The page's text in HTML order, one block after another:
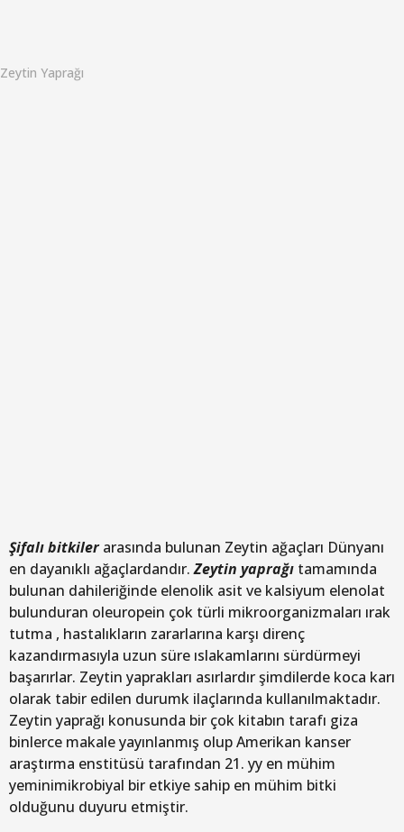
Zeytin Yaprağı
Şifalı bitkilerarasında bulunan Zeytin ağaçları Dünyanı
en dayanıklı ağaçlardandır.Zeytin yaprağı tamamında
bulunan dahileriğinde elenolik asit ve kalsiyum elenolat
bulunduran oleuropein çok türli mikroorganizmaları ırak
tutma , hastalıkların zararlarına karşı direnç
kazandırmasıyla uzun süre ıslakamlarını sürdürmeyi
başarırlar. Zeytin yaprakları asırlardır şimdilerde koca karı
olarak tabir edilen durumk ilaçlarında kullanılmaktadır.
Zeytin yaprağı konusunda bir çok kitabın tarafı giza
binlerce makale yayınlanmış olup Amerikan kanser
araştırma enstitüsü tarafından 21. yy en mühim
yeminimikrobiyal bir etkiye sahip en mühim bitki
olduğunu duyuru etmiştir.